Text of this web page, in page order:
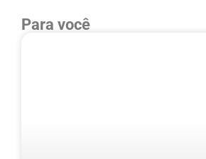
Para você